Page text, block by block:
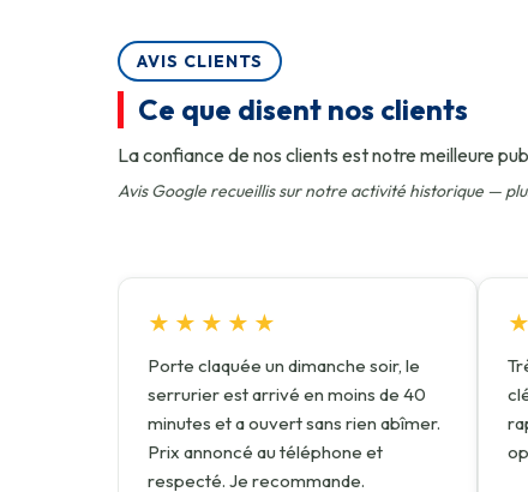
AVIS CLIENTS
Ce que disent nos clients
La confiance de nos clients est notre meilleure
Avis Google recueillis sur notre activité historique —
★★★★★
Porte claquée un dimanche soir, le
serrurier est arrivé en moins de 40
minutes et a ouvert sans rien abîmer.
Prix annoncé au téléphone et
respecté. Je recommande.